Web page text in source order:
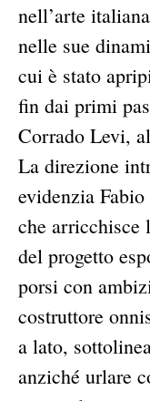
nell’arte
nelle sue
cui è stato
fin dai primi
Corrado Levi,
La direzione
evidenzia
che arricchisce
del progetto
porsi con
costruttore
a lato,
anziché urlare